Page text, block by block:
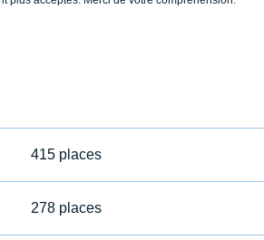
415 places
278 places